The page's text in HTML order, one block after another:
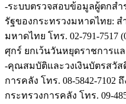
-ระบบตรวจสอบข้อมูลผู้ตกสำ
รัฐของกระทรวงมหาดไทย:
มหาดไทย โทร. 02-791-7517
ศุกร์ ยกเว้นวันหยุดราชการ
-คุณสมบัติและวงเงินบัตรสวัส
การคลัง โทร. 08-5842-7102
กระทรวงการคลัง โทร. 09-